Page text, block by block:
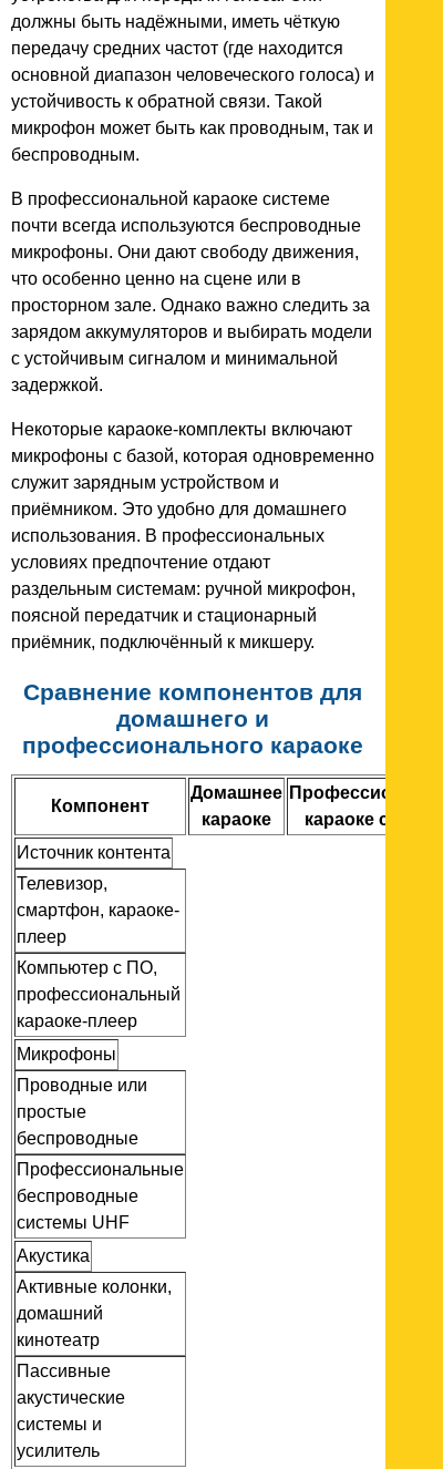
должны быть надёжными, иметь чёткую
передачу средних частот (где находится
основной диапазон человеческого голоса) и
устойчивость к обратной связи. Такой
микрофон может быть как проводным, так и
беспроводным.
В профессиональной караоке системе
почти всегда используются беспроводные
микрофоны. Они дают свободу движения,
что особенно ценно на сцене или в
просторном зале. Однако важно следить за
зарядом аккумуляторов и выбирать модели
с устойчивым сигналом и минимальной
задержкой.
Некоторые караоке-комплекты включают
микрофоны с базой, которая одновременно
служит зарядным устройством и
приёмником. Это удобно для домашнего
использования. В профессиональных
условиях предпочтение отдают
раздельным системам: ручной микрофон,
поясной передатчик и стационарный
приёмник, подключённый к микшеру.
Сравнение компонентов для
домашнего и
профессионального караоке
Компонент
Домашнее
караоке
караоке система
Источник контента
Телевизор,
смартфон, караоке-
плеер
Компьютер с ПО,
профессиональный
караоке-плеер
Микрофоны
Проводные или
простые
беспроводные
Профессиональные
беспроводные
системы UHF
Акустика
Активные колонки,
домашний
кинотеатр
Пассивные
акустические
системы и
усилитель